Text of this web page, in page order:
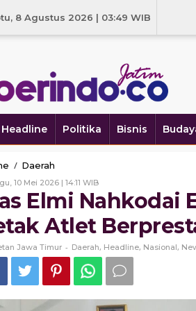
8 Agustus 2026 | 03:49 WIB
Headline Politika Bisnis
/ Daerah
Elmi
Nahkodai
E-
Sport
Magetan,
Cetak
Atlet
Berprestasi
Lewat
Musorkab
10 Mei 2026 | 14:11 WIBOleh
Magetan
Jawa
Timur
Elmi Nahkodai
Atlet
Jawa Timur - Daerah, Headline, Nasional,